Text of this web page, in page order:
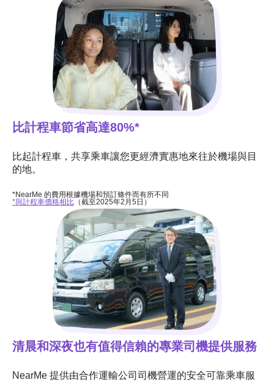
比計程車節省高達80%*
比起計程車，共享乘車讓您更經濟實惠地來往於機場與目
的地。
*NearMe 的費用根據機場和預訂條件而有所不同
*與計程車價格相比 （截至2025年2月5日）
清晨和深夜也有值得信賴的專業司機提供服務
NearMe 提供由合作運輸公司司機營運的安全可靠乘車服